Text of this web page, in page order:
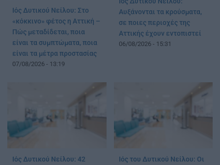
Ιός Δυτικού Νείλου: Στο
«κόκκινο» φέτος η Αττική –
Πώς μεταδίδεται, ποια
είναι τα συμπτώματα, ποια
είναι τα μέτρα προστασίας
07/08/2026 - 13:19
Αυξάνονται τα κρούσματα,
σε ποιες περιοχές της
Αττικής έχουν εντοπιστεί
06/08/2026 - 15:31
Ιός Δυτικού Νείλου: 42
Ιός του Δυτικού Νείλου: Οι